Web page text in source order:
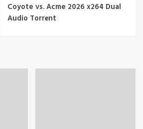
Coyote vs. Acme 2026 x264 Dual
Audio Torr𝐞nt